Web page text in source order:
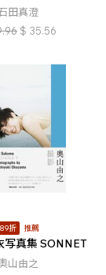
田真澄
$ 35.56
89折 推薦
写真集 SONNET
山由之